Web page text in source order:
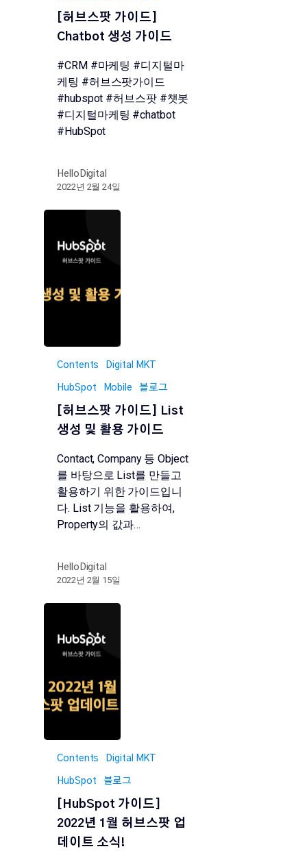
[허브스팟 가이드]
Chatbot 생성 가이드
#CRM #마케팅 #디지털마
케팅 #허브스팟가이드
#hubspot #허브스팟 #챗봇
#디지털마케팅 #chatbot
#HubSpot
HelloDigital
2022년 2월 24일
Contents Digital MKT
HubSpot Mobile 블로그
​​[허브스팟 가이드] List
생성 및 활용 가이드
Contact, Company 등 Object
를 바탕으로 List를 만들고
활용하기 위한 가이드입니
다. List 기능을 활용하여,
Property의 값과…
HelloDigital
2022년 2월 15일
Contents Digital MKT
HubSpot 블로그
[HubSpot 가이드]
2022년 1월 허브스팟 업
데이트 소식!